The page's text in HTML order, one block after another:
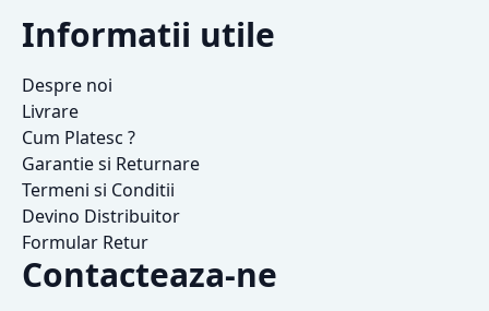
Informatii utile
Despre noi
Livrare
Cum Platesc ?
Garantie si Returnare
Termeni si Conditii
Devino Distribuitor
Formular Retur
Contacteaza-ne